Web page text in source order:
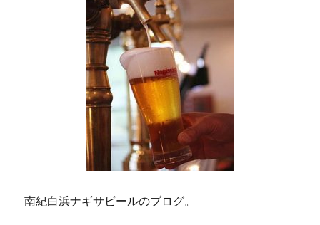
南紀白浜ナギサビールのブログ。